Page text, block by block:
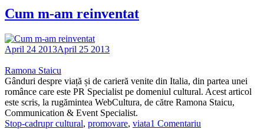
Cum m-am reinventat
April 24 2013April 25 2013
Ramona Staicu
Gânduri despre viață și de carieră venite din Italia, din partea unei
românce care este PR Specialist pe domeniul cultural. Acest articol
este scris, la rugămintea WebCultura, de către Ramona Staicu,
Communication & Event Specialist.
Stop-cadrupr cultural, promovare, viata1 Comentariu